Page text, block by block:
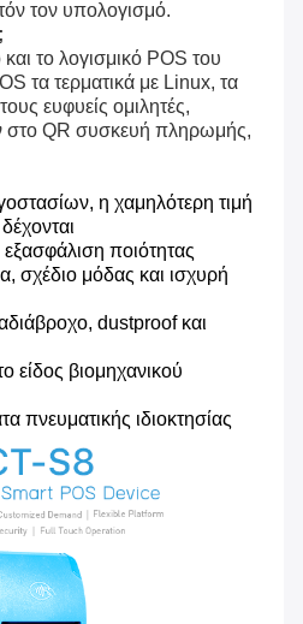
τον υπολογισμό.
το λογισμικό POS του
τα τερματικά με Linux, τα
ευφυείς ομιλητές,
στο QR συσκευή πληρωμής,
η χαμηλότερη τιμή
ποιότητας
σχέδιο μόδας και ισχυρή
dustproof και
είδος βιομηχανικού
πνευματικής ιδιοκτησίας